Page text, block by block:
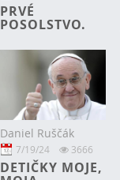
PRVÉ
POSOLSTVO.
Daniel Ruščák
7/19/24 3666
DETIČKY MOJE,